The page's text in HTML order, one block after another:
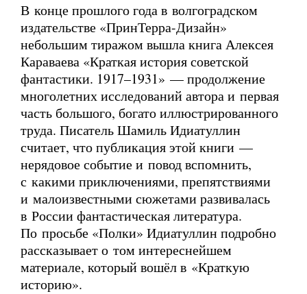
В конце прошлого года в волгоградском
издательстве «ПринТерра-Дизайн»
небольшим тиражом вышла книга Алексея
Караваева «Краткая история советской
фантастики. 1917–1931» — продолжение
многолетних исследований автора и первая
часть большого, богато иллюстрированного
труда. Писатель Шамиль Идиатуллин
считает, что публикация этой книги —
нерядовое событие и повод вспомнить,
с какими приключениями, препятствиями
и малоизвестными сюжетами развивалась
в России фантастическая литература.
По просьбе «Полки» Идиатуллин подробно
рассказывает о том интереснейшем
материале, который вошёл в «Краткую
историю».